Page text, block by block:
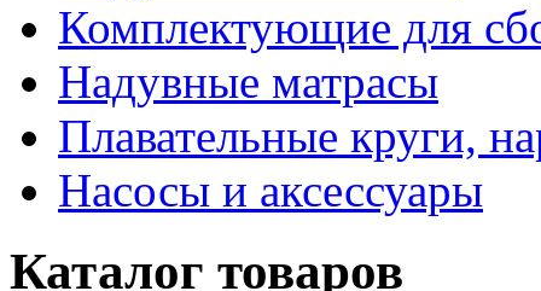
Комплектующие для
Надувные матрасы
Плавательные круги,
Насосы и аксессуары
Каталог товаров